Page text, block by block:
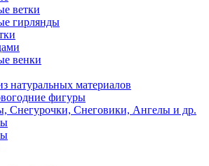
ветки
гирлянды
венки
натуральных материалов
фигуры
Снегурочки, Снеговики, Ангелы и др.